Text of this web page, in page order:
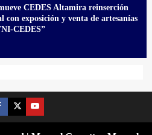
CEDES Altamira reinserción
con exposición y venta de artesanías
CEDES”